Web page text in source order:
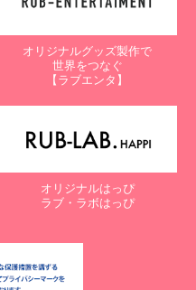
オリジナルグッズ製作で
世界をつなぐ
【ラブエンタ】
オリジナルはっぴ
ラブ・ラボはっぴ